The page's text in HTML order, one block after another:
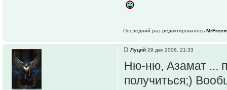
Последний раз редактировалось
Луций 29 дек 2006, 21:33
Ню-ню, Азамат ...
получиться;)